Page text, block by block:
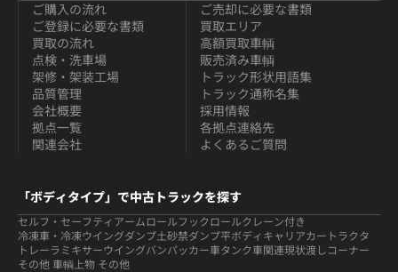
ご購入の流れ
ご登録に必要な書類
買取の流れ
ご売却に必要な書類
買取エリア
高額買取車輌
点検・洗車場
架修・架装工場
品質管理
販売済み車輌
トラック形状用語集
トラック通称名集
会社概要
拠点一覧
関連会社
採用情報
各拠点連絡先
よくあるご質問
「ボディタイプ」で中古トラックを探す
セルフ・セーフティ アームロールフックロールクレーン付き
冷凍車・冷凍ウイングダンプ土砂禁ダンプ平ボディ キャリアカー トラクタ
トレーラ ミキサーウイングバンパッカー車タンク車関連現状渡しコーナー
その他 車輌 上物 その他